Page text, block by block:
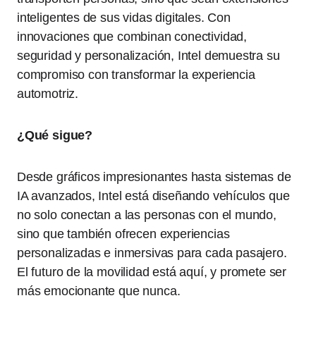
inteligentes de sus vidas digitales. Con
innovaciones que combinan conectividad,
seguridad y personalización, Intel demuestra su
compromiso con transformar la experiencia
automotriz.
¿Qué sigue?
Desde gráficos impresionantes hasta sistemas de
IA avanzados, Intel está diseñando vehículos que
no solo conectan a las personas con el mundo,
sino que también ofrecen experiencias
personalizadas e inmersivas para cada pasajero.
El futuro de la movilidad está aquí, y promete ser
más emocionante que nunca.